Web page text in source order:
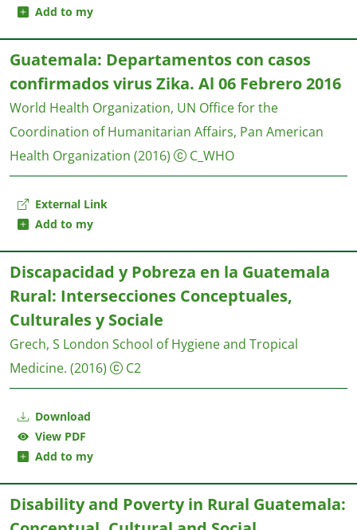
Add to my
External Link
Add to my
Guatemala: Departamentos con casos
confirmados virus Zika. Al 06 Febrero 2016
World Health Organization, UN Office for the
Coordination of Humanitarian Affairs, Pan American
Health Organization (2016) C_WHO
Download
View PDF
Add to my
Discapacidad y Pobreza en la Guatemala
Rural: Intersecciones Conceptuales,
Culturales y Sociale
Grech, S London School of Hygiene and Tropical
Medicine. (2016) C2
Disability and Poverty in Rural Guatemala: